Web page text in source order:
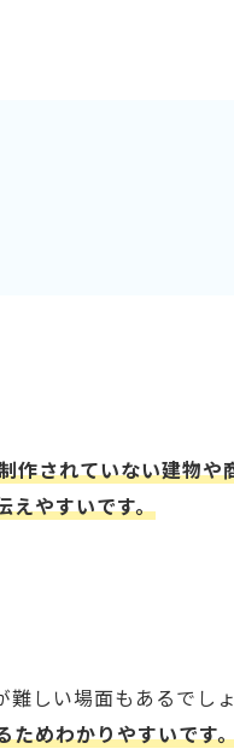
作されていない建物や
えやすいです。
しい場面もあるでしょ
ためわかりやすいです